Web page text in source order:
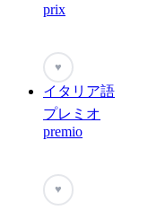
prix
♥
イタリア語
プレミオ
premio
♥